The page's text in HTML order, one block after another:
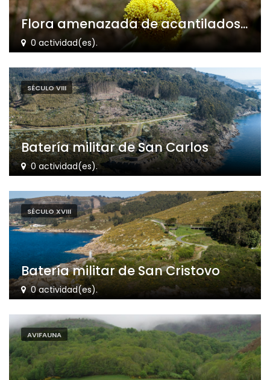
Flora amenazada de acantilados...
0 actividad(es).
SÉCULO VIII
Batería militar de San Carlos
0 actividad(es).
SÉCULO XVIII
Batería militar de San Cristovo
0 actividad(es).
AVIFAUNA